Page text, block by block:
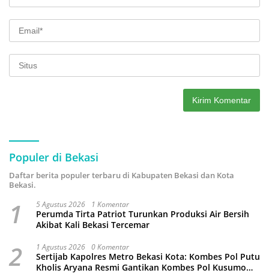
Populer di Bekasi
Daftar berita populer terbaru di Kabupaten Bekasi dan Kota
Bekasi.
1 5 Agustus 2026 1 Komentar
Perumda Tirta Patriot Turunkan Produksi Air Bersih
Akibat Kali Bekasi Tercemar
2 1 Agustus 2026 0 Komentar
Sertijab Kapolres Metro Bekasi Kota: Kombes Pol Putu
Kholis Aryana Resmi Gantikan Kombes Pol Kusumo